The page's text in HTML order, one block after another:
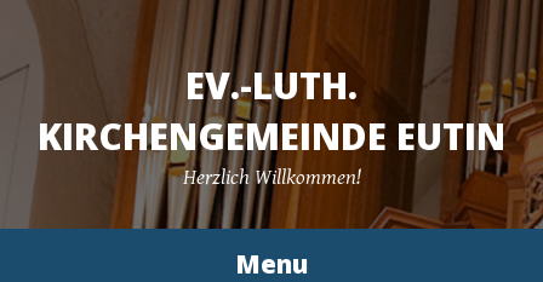
EV.-LUTH.
KIRCHENGEMEINDE EUTIN
Herzlich Willkommen!
Menu